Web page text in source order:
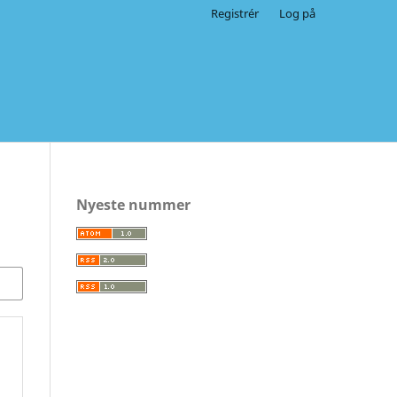
Registrér Log på
Nyeste nummer